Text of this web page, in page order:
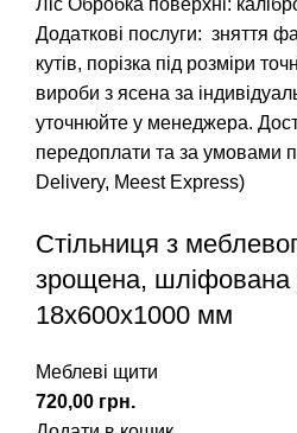
Додаткові послуги: зняття
кутів, порізка під розміри
вироби з ясена за
уточнюйте у менеджера.
передоплати та за умовами
Delivery, Meest Express)
Стільниця з
зрощена,
18х600х1000 мм
Меблеві щити
грн.